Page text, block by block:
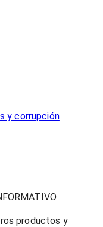
y corrupción
productos y